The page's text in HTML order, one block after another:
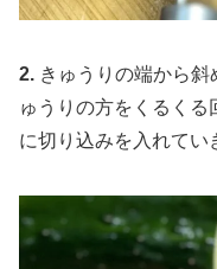
2. きゅうりの端から
ゅうりの方をくるく
に切り込みを入れてい